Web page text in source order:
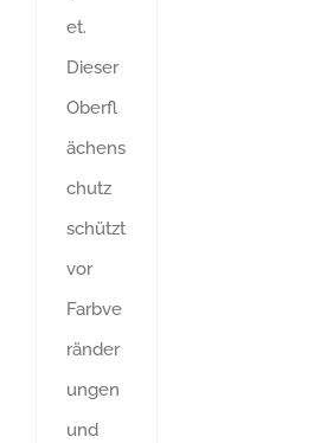
et.
Dieser
Oberfl
ächens
chutz
schützt
vor
Farbve
ränder
ungen
und